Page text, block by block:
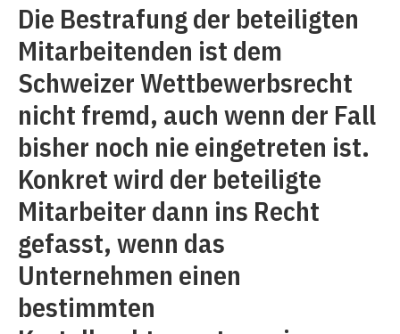
Die Bestrafung der beteiligten
Mitarbeitenden ist dem
Schweizer Wettbewerbsrecht
nicht fremd, auch wenn der Fall
bisher noch nie eingetreten ist.
Konkret wird der beteiligte
Mitarbeiter dann ins Recht
gefasst, wenn das
Unternehmen einen
bestimmten